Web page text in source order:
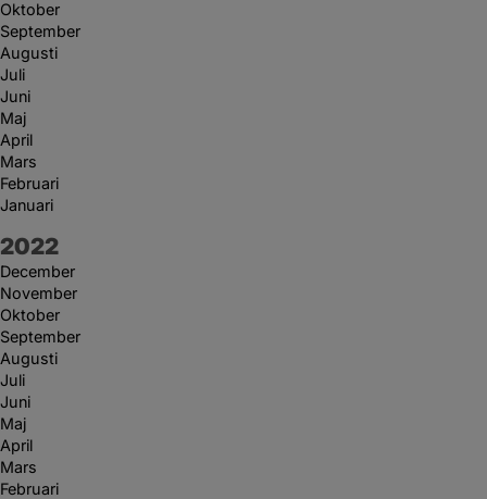
Oktober
September
Augusti
Juli
Juni
Maj
April
Mars
Februari
Januari
År:
2022
December
November
Oktober
September
Augusti
Juli
Juni
Maj
April
Mars
Februari